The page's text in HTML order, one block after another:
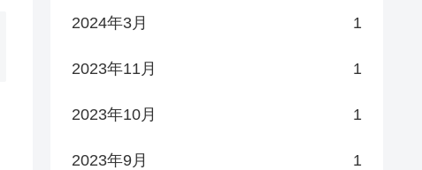
2024年3月 1
2023年11月 1
2023年10月 1
2023年9月 1